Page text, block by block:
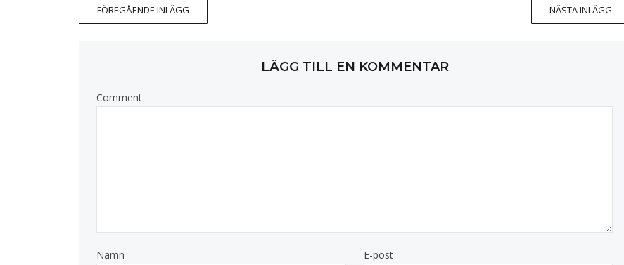
FÖREGÅENDE INLÄGG NÄSTA INLÄGG
LÄGG TILL EN KOMMENTAR
Comment
Namn E-post